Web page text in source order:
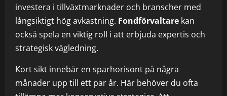
investera i tillväxtmarknader och branscher med
långsiktigt hög avkastning. Fondförvaltare kan
också spela en viktig roll i att erbjuda expertis och
strategisk vägledning.
Kort sikt innebär en sparhorisont på några
månader upp till ett par år. Här behöver du ofta